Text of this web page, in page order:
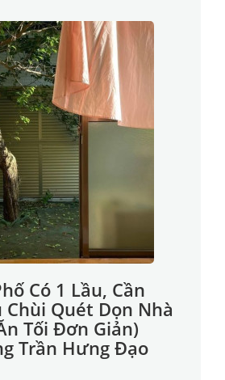
Có 1 Lầu, Cần
Chùi Quét Dọn Nhà
Tối Đơn Giản)
Trần Hưng Đạo